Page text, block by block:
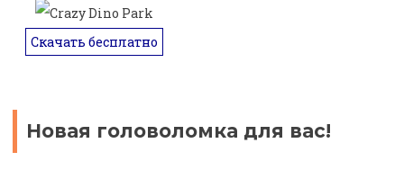
Скачать бесплатно
Новая головоломка для вас!